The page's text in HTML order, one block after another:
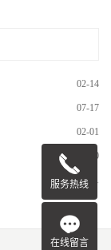
02-14
07-17
02-01
10-30
01-01
服务热线
在线留言